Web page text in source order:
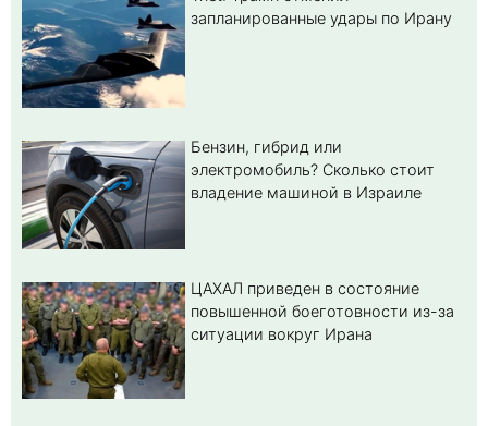
запланированные удары по Ирану
Бензин, гибрид или
электромобиль? Cколько стоит
владение машиной в Израиле
ЦАХАЛ приведен в состояние
повышенной боеготовности из-за
ситуации вокруг Ирана